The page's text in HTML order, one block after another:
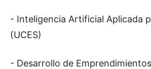
- Inteligencia Artificial Aplicada
(UCES)
- Desarrollo de